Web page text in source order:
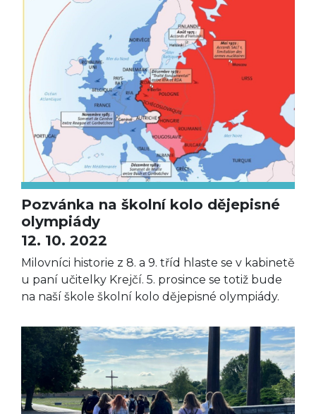
Pozvánka na školní kolo dějepisné
olympiády
12. 10. 2022
Milovníci historie z 8. a 9. tříd hlaste se v kabinetě
u paní učitelky Krejčí. 5. prosince se totiž bude
na naší škole školní kolo dějepisné olympiády.